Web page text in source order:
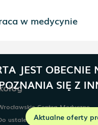
w medycynie
JEST OBECNIE
SIĘ Z
Aktualne oferty
Centra Medyczne
ustalenia description Umowa: